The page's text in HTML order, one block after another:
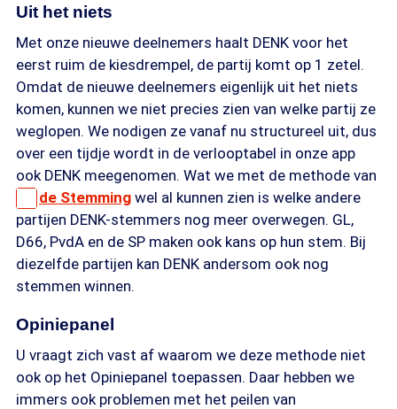
Uit het niets
Met onze nieuwe deelnemers haalt DENK voor het
eerst ruim de kiesdrempel, de partij komt op 1 zetel.
Omdat de nieuwe deelnemers eigenlijk uit het niets
komen, kunnen we niet precies zien van welke partij ze
weglopen. We nodigen ze vanaf nu structureel uit, dus
over een tijdje wordt in de verlooptabel in onze app
ook DENK meegenomen. Wat we met de methode van
de Stemming wel al kunnen zien is welke andere
partijen DENK-stemmers nog meer overwegen. GL,
D66, PvdA en de SP maken ook kans op hun stem. Bij
diezelfde partijen kan DENK andersom ook nog
stemmen winnen.
Opiniepanel
U vraagt zich vast af waarom we deze methode niet
ook op het Opiniepanel toepassen. Daar hebben we
immers ook problemen met het peilen van